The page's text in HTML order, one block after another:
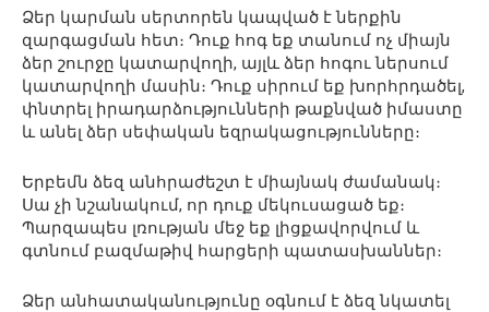
Ձեր կարման սերտորեն կապված է ներքին
զարգացման հետ։ Դուք հոգ եք տանում ոչ միայն
ձեր շուրջը կատարվողի, այլև ձեր հոգու ներսում
կատարվողի մասին։ Դուք սիրում եք խորհրդածել,
փնտրել իրադարձությունների թաքնված իմաստը
և անել ձեր սեփական եզրակացությունները։
Երբեմն ձեզ անհրաժեշտ է միայնակ ժամանակ։
Սա չի նշանակում, որ դուք մեկուսացած եք։
Պարզապես լռության մեջ եք լիցքավորվում և
գտնում բազմաթիվ հարցերի պատասխաններ։
Ձեր անհատականությունը օգնում է ձեզ նկատել